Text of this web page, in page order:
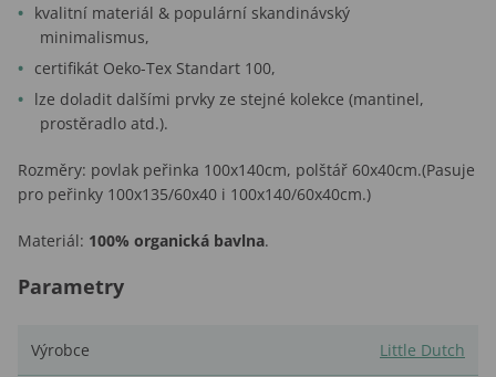
kvalitní materiál & populární skandinávský
minimalismus,
certifikát Oeko-Tex Standart 100,
lze doladit dalšími prvky ze stejné kolekce (mantinel,
prostěradlo atd.).
Rozměry: povlak peřinka 100x140cm, polštář 60x40cm.(Pasuje
pro peřinky 100x135/60x40 i 100x140/60x40cm.)
Materiál: 100% organická bavlna.
Parametry
Výrobce Little Dutch